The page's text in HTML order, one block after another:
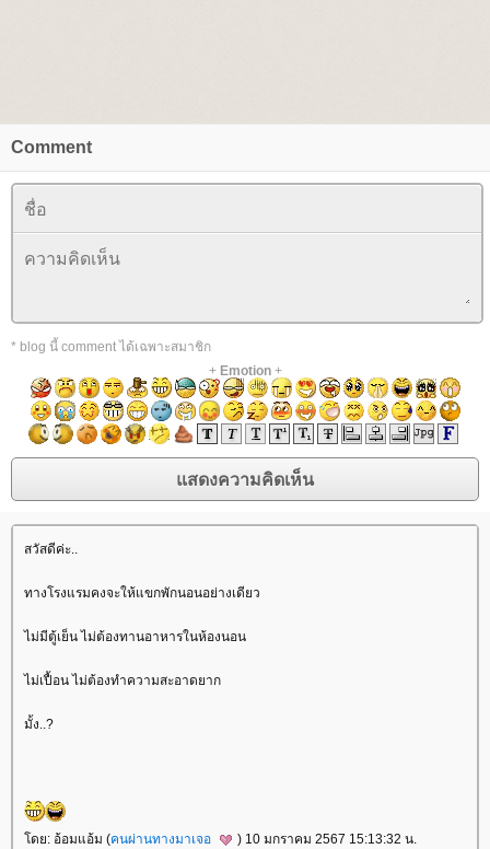
Comment
* blog นี้ comment ได้เฉพาะสมาชิก
+ Emotion+
สวัสดีค่ะ..
ทางโรงแรมคงจะให้แขกพักนอนอย่างเดียว
ไม่มีตู้เย็น ไม่ต้องทานอาหารในห้องนอน
ไม่เปื้อน ไม่ต้องทำความสะอาดยาก
มั้ง..?
ดย: อ้อมแอ้ม (คนผ่านทางมาเจอ ) 10 มกราคม 2567 15:13:32 น.